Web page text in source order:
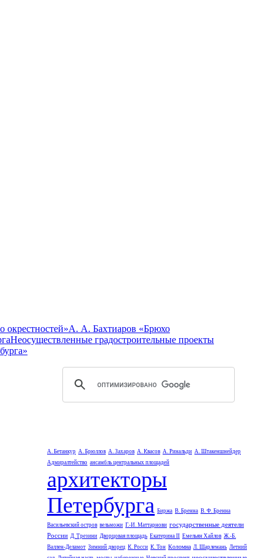
окрестностей»А. А. Бахтиаров «Брюхо
Неосуществленные градостроительные проекты
А. Бетанкур А. Брюллов А. Захаров А. Квасов А. Ринальди А. Штакеншнейдер
Адмиралтейство ансамбль центральных площадей
архитекторы
Петербурга Биржа В. Бренна В. Ф. Бренна
Васильевский остров вельможи Г.-И. Маттарнови государственные деятели
России Д. Трезини Дворцовая площадь Екатерина II Емельян Хайлов Ж.-Б.
Валлен-Деламот Зимний дворец К. Росси К. Тон Коломна Л. Шарлемань Летний